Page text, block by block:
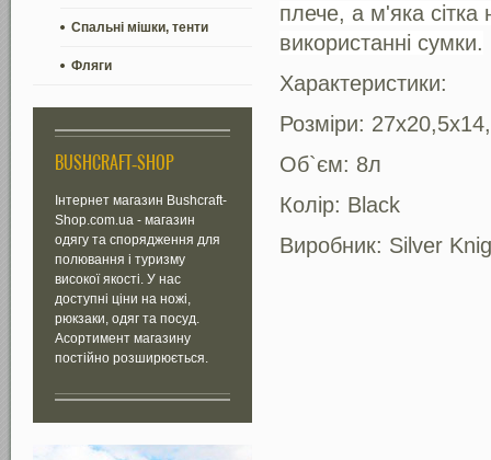
Спальні мішки, тенти
Фляги
BUSHCRAFT-SHOP
Інтернет магазин Bushcraft-
Shop.com.ua - магазин
одягу та спорядження для
полювання і туризму
високої якості. У нас
доступні ціни на ножі,
рюкзаки, одяг та посуд.
Асортимент магазину
постійно розширюється.
плече, а м'яка
використанні сумки.
Характеристики:
Розміри: 27х20,5х1
Об`єм: 8л
Колір: Black
Виробник: Silver